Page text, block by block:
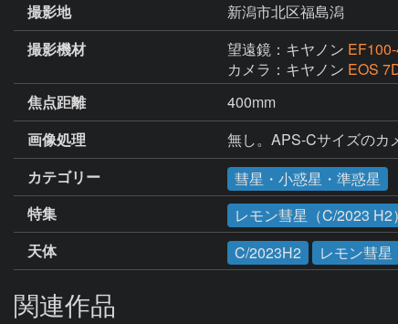
撮影地
新潟市北区福島潟
撮影機材
望遠鏡：キヤノン
カメラ：キヤノン EOS
焦点距離
400mm
画像処理
無し。APS-Cサイズのカ
カテゴリー
彗星・小惑星・準惑星
特集
レモン彗星（C/2023 H2）
天体
C/2023H2 レモン彗星
関連作品